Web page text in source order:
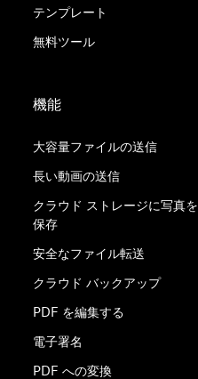
テンプレート
無料ツール
機能
大容量ファイルの送信
長い動画の送信
クラウド ストレージに写真を
保存
安全なファイル転送
クラウド バックアップ
PDF を編集する
電子署名
PDF への変換